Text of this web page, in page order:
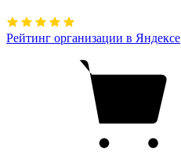
Рейтинг организации в Яндексе